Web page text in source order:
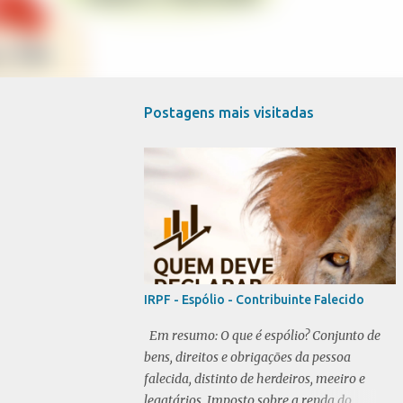
Postagens mais visitadas
IRPF - Espólio - Contribuinte Falecido
Em resumo: O que é espólio? Conjunto de
bens, direitos e obrigações da pessoa
falecida, distinto de herdeiros, meeiro e